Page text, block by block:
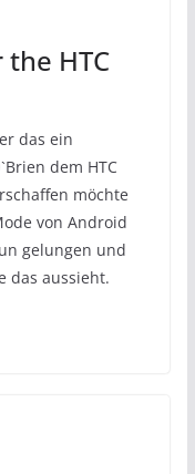
the HTC
das ein
dem HTC
möchte
von Android
gelungen und
das aussieht.